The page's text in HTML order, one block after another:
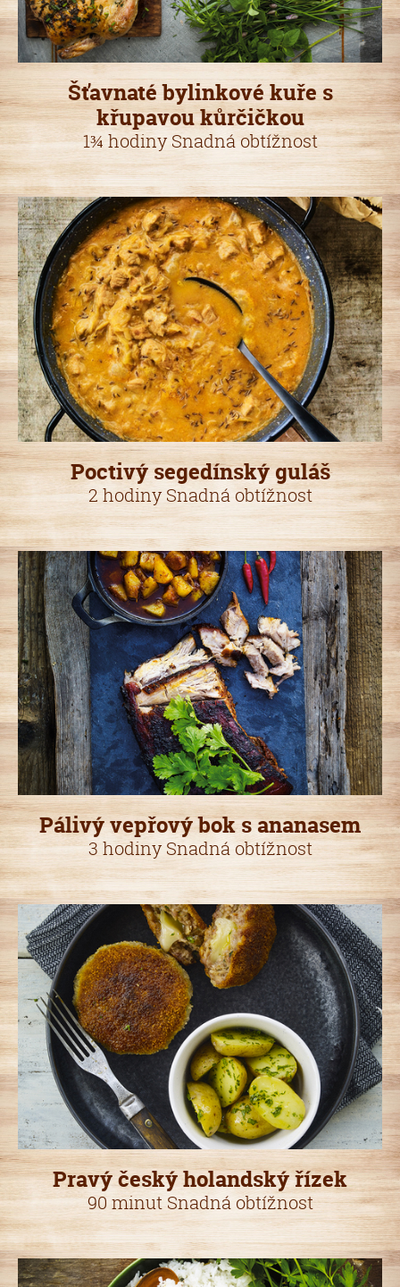
Šťavnaté bylinkové kuře s
křupavou kůrčičkou
1¾ hodiny Snadná obtížnost
Poctivý segedínský guláš
2 hodiny Snadná obtížnost
Pálivý vepřový bok s ananasem
3 hodiny Snadná obtížnost
Pravý český holandský řízek
90 minut Snadná obtížnost